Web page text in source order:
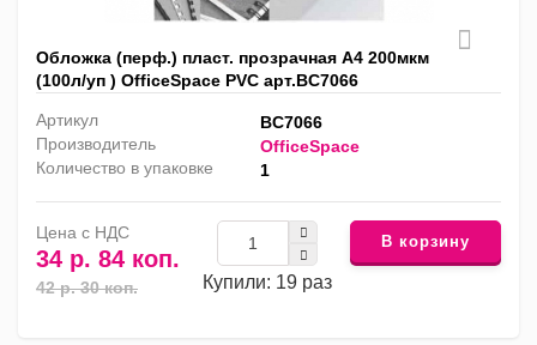
Обложка (перф.) пласт. прозрачная А4 200мкм
(100л/уп ) OfficeSpace PVC арт.BC7066
Артикул
BC7066
Производитель
OfficeSpace
Количество в упаковке
1
Цена с НДС
34 р. 84 коп.
42 р. 30 коп. Купили: 19 раз
В корзину